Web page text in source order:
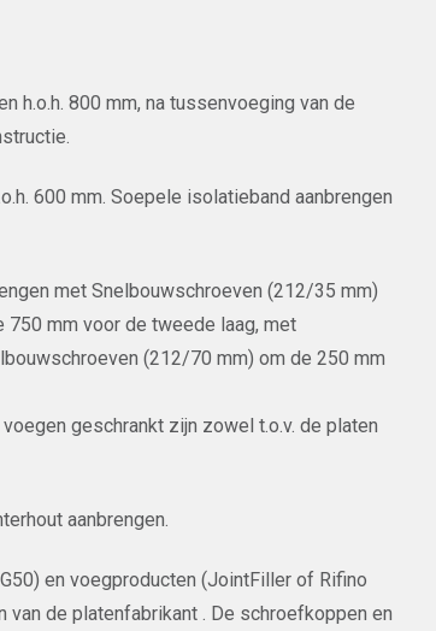
h.o.h. 800 mm, na tussenvoeging van de
600 mm. Soepele isolatieband aanbrengen
met Snelbouwschroeven (212/35 mm)
mm voor de tweede laag, met
(212/70 mm) om de 250 mm
geschrankt zijn zowel t.o.v. de platen
aanbrengen.
en voegproducten (JointFiller of Rifino
de platenfabrikant . De schroefkoppen en